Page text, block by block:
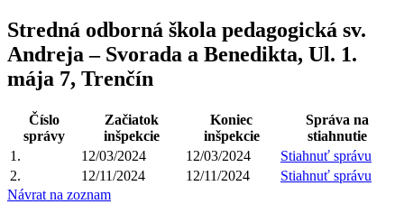
Stredná odborná škola pedagogická sv.
Andreja – Svorada a Benedikta, Ul. 1.
mája 7, Trenčín
Číslo
správy
Začiatok
inšpekcie
Koniec
inšpekcie
Správa na
stiahnutie
1.
12/03/2024 12/03/2024
Stiahnuť správu
2.
12/11/2024 12/11/2024
Stiahnuť správu
Návrat na zoznam